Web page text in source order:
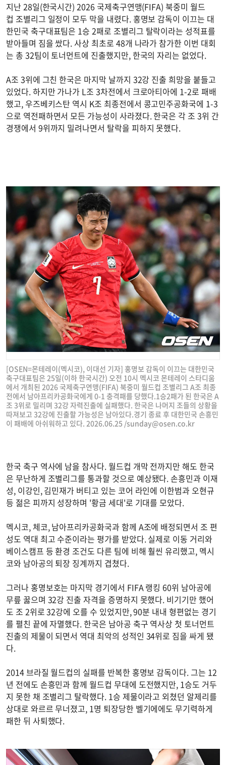
지난 28일(한국시간) 2026 국제축구연맹(FIFA) 북중미 월드
컵 조별리그 일정이 모두 막을 내렸다. 홍명보 감독이 이끄는 대
한민국 축구대표팀은 1승 2패로 조별리그 탈락이라는 성적표를
받아들며 짐을 쌌다. 사상 최초로 48개 나라가 참가한 이번 대회
는 총 32팀이 토너먼트에 진출했지만, 한국의 자리는 없었다.
A조 3위에 그친 한국은 마지막 날까지 32강 진출 희망을 붙들고
있었다. 하지만 가나가 L조 3차전에서 크로아티아에 1-2로 패배
했고, 우즈베키스탄 역시 K조 최종전에서 콩고민주공화국에 1-3
으로 역전패하면서 모든 가능성이 사라졌다. 한국은 각 조 3위 간
경쟁에서 9위까지 밀려나면서 탈락을 피하지 못했다.
[OSEN=몬테레이(멕시코), 이대선 기자] 홍명보 감독이 이끄는 대한민국
축구대표팀은 25일(이하 한국시간) 오전 10시 멕시코 몬테레이 스타디움
에서 개최된 2026 국제축구연맹(FIFA) 북중미 월드컵 조별리그 A조 최종
전에서 남아프리카공화국에게 0-1 충격패를 당했다.1승2패가 된 한국은 A
조 3위로 밀리며 32강 자력진출에 실패했다. 한국은 나머지 조들의 상황을
따져보고 32강에 진출할 가능성은 남아있다.경기 종료 후 대한민국 손흥민
이 패배에 아쉬워하고 있다. 2026.06.25 /sunday@osen.co.kr
한국 축구 역사에 남을 참사다. 월드컵 개막 전까지만 해도 한국
은 무난하게 조별리그를 통과할 것으로 예상됐다. 손흥민과 이재
성, 이강인, 김민재가 버티고 있는 코어 라인에 이한범과 오현규
등 젊은 피까지 성장하며 '황금 세대'로 기대를 모았다.
멕시코, 체코, 남아프리카공화국과 함께 A조에 배정되면서 조 편
성도 역대 최고 수준이라는 평가를 받았다. 실제로 이동 거리와
베이스캠프 등 환경 조건도 다른 팀에 비해 훨씬 유리했고, 멕시
코와 남아공의 퇴장 징계까지 겹쳤다.
그러나 홍명보호는 마지막 경기에서 FIFA 랭킹 60위 남아공에
무릎 꿇으며 32강 진출 자격을 증명하지 못했다. 비기기만 했어
도 조 2위로 32강에 오를 수 있었지만, 90분 내내 형편없는 경기
를 펼친 끝에 자멸했다. 한국은 남아공 축구 역사상 첫 토너먼트
진출의 제물이 되면서 역대 최악의 성적인 34위로 짐을 싸게 됐
다.
2014 브라질 월드컵의 실패를 반복한 홍명보 감독이다. 그는 12
년 전에도 손흥민과 함께 월드컵 무대에 도전했지만, 1승도 거두
지 못한 채 조별리그 탈락했다. 1승 제물이라고 외쳤던 알제리를
상대로 와르르 무너졌고, 1명 퇴장당한 벨기에에도 무기력하게
패한 뒤 사퇴했다.